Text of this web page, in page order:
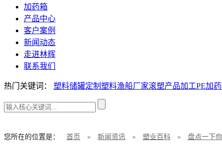
加药箱
产品中心
客户案例
新闻动态
走进林辉
联系我们
热门关键词： 塑料储罐定制 塑料渔船厂家滚塑产品加工PE加
您所在的位置是： 首页 » 新闻资讯 » 塑业百科 » 盘点一下